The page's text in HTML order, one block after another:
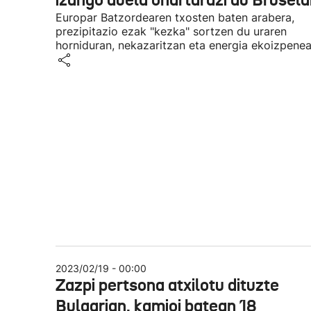
Europar Batzordearen txosten baten arabera,
prezipitazio ezak "kezka" sortzen du uraren
horniduran, nekazaritzan eta energia
2023/02/19 - 00:00
Zazpi pertsona atxilotu dituzte
Bulgarian, kamioi batean 18